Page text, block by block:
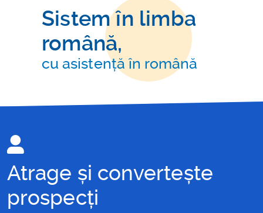
Sistem în limba
română,
cu asistență în română
Atrage și convertește
prospecți